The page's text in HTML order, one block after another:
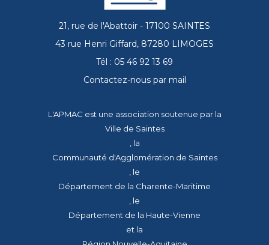
21, rue de l'Abattoir - 17100 SAINTES
43 rue Henri Giffard, 87280 LIMOGES
Tél : 05 46 92 13 69
Contactez-nous par mail
L'APMAC est une association soutenue par la
Ville de Saintes
, la
Communauté d'Agglomération de Saintes
, le
Département de la Charente-Maritime
, le
Département de la Haute-Vienne
et la